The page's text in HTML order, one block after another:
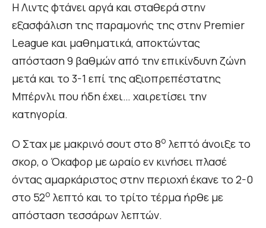
Η Λιντς φτάνει αργά και σταθερά στην
εξασφάλιση της παραμονής της στην Premier
League και μαθηματικά, αποκτώντας
απόσταση 9 βαθμών από την επικίνδυνη ζώνη
μετά και το 3-1 επί της αξιοπρεπέστατης
Μπέρνλι που ήδη έχει… χαιρετίσει την
κατηγορία.
Ο Σταχ με μακρινό σουτ στο 8ο λεπτό άνοιξε το
σκορ, ο Όκαφορ με ωραίο εν κινήσει πλασέ
όντας αμαρκάριστος στην περιοχή έκανε το 2-0
στο 52ο λεπτό και το τρίτο τέρμα ήρθε με
απόσταση τεσσάρων λεπτών.